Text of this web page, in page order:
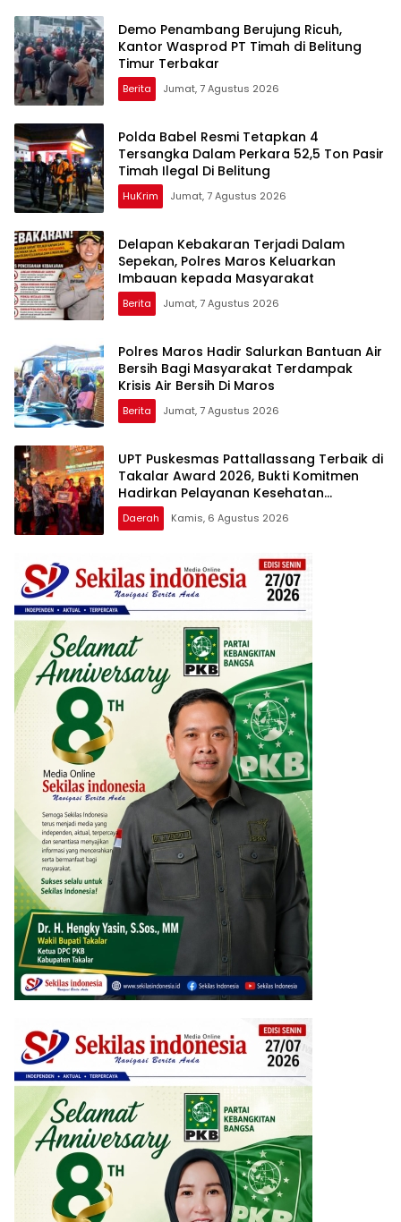
Demo Penambang Berujung Ricuh,
Kantor Wasprod PT Timah di Belitung
Timur Terbakar
Berita Jumat, 7 Agustus 2026
Polda Babel Resmi Tetapkan 4
Tersangka Dalam Perkara 52,5 Ton Pasir
Timah Ilegal Di Belitung
HuKrim Jumat, 7 Agustus 2026
Delapan Kebakaran Terjadi Dalam
Sepekan, Polres Maros Keluarkan
Imbauan kepada Masyarakat
Berita Jumat, 7 Agustus 2026
Polres Maros Hadir Salurkan Bantuan Air
Bersih Bagi Masyarakat Terdampak
Krisis Air Bersih Di Maros
Berita Jumat, 7 Agustus 2026
UPT Puskesmas Pattallassang Terbaik di
Takalar Award 2026, Bukti Komitmen
Hadirkan Pelayanan Kesehatan
Berkualitas
Daerah Kamis, 6 Agustus 2026